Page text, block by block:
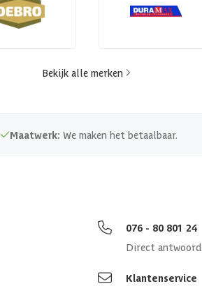
Bekijk alle merken
Maatwerk: We maken het betaalbaar.
076 - 80 801 24
Direct antwoord
Klantenservice